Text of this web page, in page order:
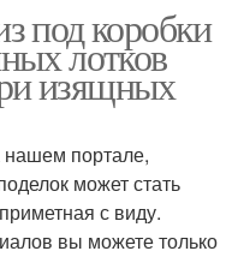
под коробки
лотков
изящных
нашем портале,
может стать
с виду.
вы можете только